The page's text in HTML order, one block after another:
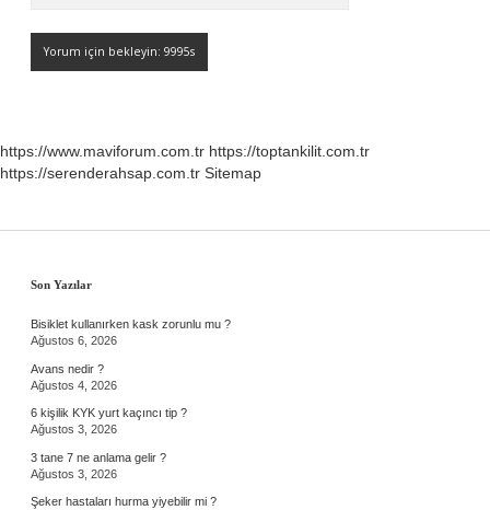
https://www.maviforum.com.tr https://toptankilit.com.tr
https://serenderahsap.com.tr Sitemap
Sidebar
Son Yazılar
Bisiklet kullanırken kask zorunlu mu ?
Ağustos 6, 2026
Avans nedir ?
Ağustos 4, 2026
6 kişilik KYK yurt kaçıncı tip ?
Ağustos 3, 2026
3 tane 7 ne anlama gelir ?
Ağustos 3, 2026
Şeker hastaları hurma yiyebilir mi ?